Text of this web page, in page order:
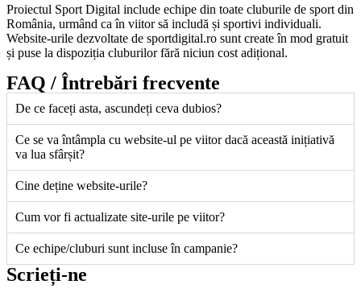
Proiectul Sport Digital include echipe din toate cluburile de sport din
România, urmând ca în viitor să includă și sportivi individuali.
Website-urile dezvoltate de sportdigital.ro sunt create în mod gratuit
și puse la dispoziția cluburilor fără niciun cost adițional.
FAQ / Întrebări frecvente
De ce faceți asta, ascundeți ceva dubios?
Ce se va întâmpla cu website-ul pe viitor dacă această inițiativă
va lua sfârșit?
Cine deține website-urile?
Cum vor fi actualizate site-urile pe viitor?
Ce echipe/cluburi sunt incluse în campanie?
Scrieți-ne